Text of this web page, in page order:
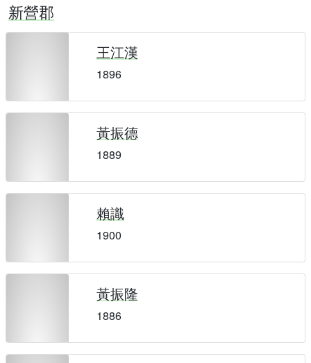
新營郡
王江漢
1896
黃振德
1889
賴識
1900
黃振隆
1886